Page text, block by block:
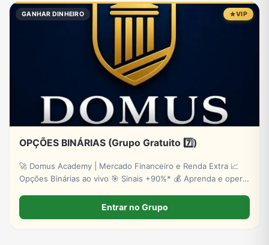
GANHAR DINHEIRO VIP
OPÇÕES BINÁRIAS (Grupo Gratuito 7️⃣)
🚀 Domus Academy | Mercado Financeiro e Renda Extra 📈
Opções Binárias ao vivo 🎯 Sinais +90%* 💰 Aprenda e opere
Entrar no Grupo